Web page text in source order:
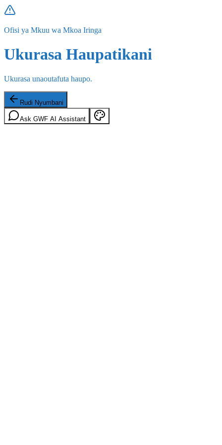
Ofisi ya Mkuu wa Mkoa Iringa
Ukurasa Haupatikani
Ukurasa unaoutafuta haupo.
Rudi Nyumbani
Ask GWF AI Assistant